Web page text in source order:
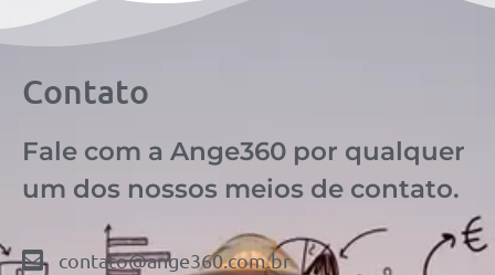
Contato
Fale com a Ange360 por qualquer
um dos nossos meios de contato.
contato@ange360.com.br